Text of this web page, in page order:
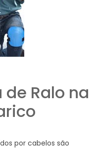
Ralo na
por cabelos são